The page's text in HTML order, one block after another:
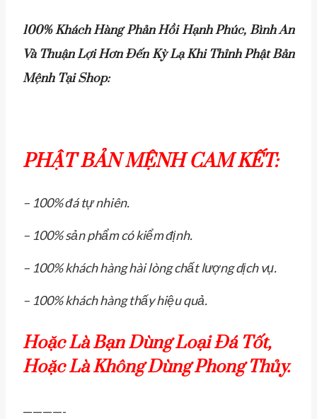
100% Khách Hàng Phản Hồi Hạnh Phúc, Bình An
Và Thuận Lợi Hơn Đến Kỳ Lạ Khi Thỉnh Phật Bản
Mệnh Tại Shop:
PHẬT BẢN MỆNH CAM KẾT:
– 100% đá tự nhiên.
– 100% sản phẩm có kiểm định.
– 100% khách hàng hài lòng chất lượng dịch vụ.
– 100% khách hàng thấy hiệu quả.
Hoặc Là Bạn Dùng Loại Đá Tốt,
Hoặc Là Không Dùng Phong Thủy.
————-